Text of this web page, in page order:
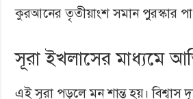
কুরআনের তৃতীয়াংশ সমান পুরস্কার
সূরা ইখলাসের মাধ্যমে
এই সূরা পড়লে মন শান্ত হয়। বিশ্বাস